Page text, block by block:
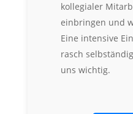
kollegialer
einbringen und
Eine intensive
rasch
uns wichtig.